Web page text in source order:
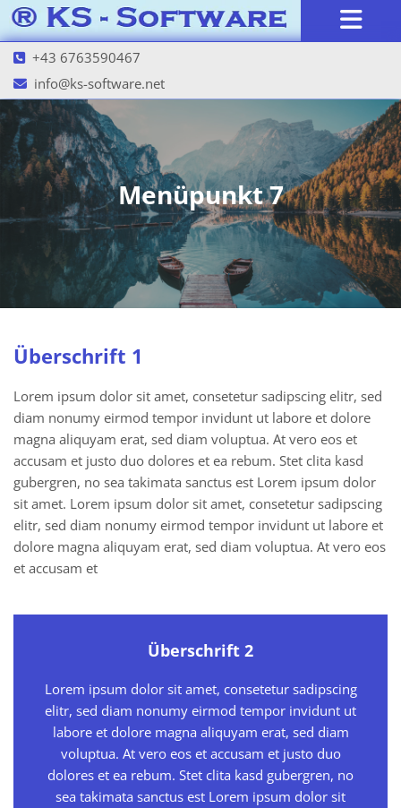
 +43 6763590467
 info@ks-software.net
Menüpunkt 7
Überschrift 1
Lorem ipsum dolor sit amet, consetetur sadipscing elitr, sed
diam nonumy eirmod tempor invidunt ut labore et dolore
magna aliquyam erat, sed diam voluptua. At vero eos et
accusam et justo duo dolores et ea rebum. Stet clita kasd
gubergren, no sea takimata sanctus est Lorem ipsum dolor
sit amet. Lorem ipsum dolor sit amet, consetetur sadipscing
elitr, sed diam nonumy eirmod tempor invidunt ut labore et
dolore magna aliquyam erat, sed diam voluptua. At vero eos
et accusam et
Überschrift 2
Lorem ipsum dolor sit amet, consetetur sadipscing
elitr, sed diam nonumy eirmod tempor invidunt ut
labore et dolore magna aliquyam erat, sed diam
voluptua. At vero eos et accusam et justo duo
dolores et ea rebum. Stet clita kasd gubergren, no
sea takimata sanctus est Lorem ipsum dolor sit